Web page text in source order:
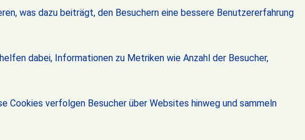
was dazu beiträgt, den Besuchern eine bessere Benutzererfahrung
dabei, Informationen zu Metriken wie Anzahl der Besucher,
Cookies verfolgen Besucher über Websites hinweg und sammeln